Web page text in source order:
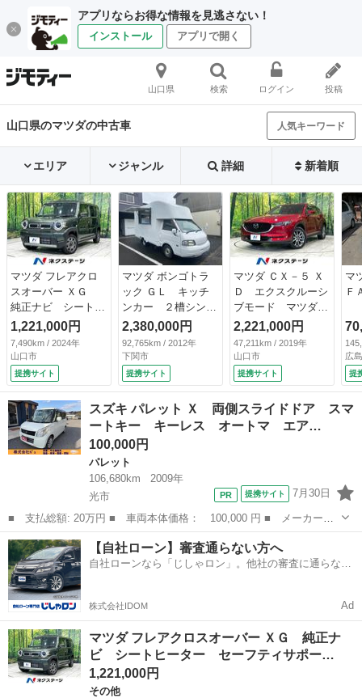
アプリならお得な情報を見逃さない！
インストール アプリで開く
山口県 検索 ログイン 投稿
山口県のマツダの中古車 人気キーワード
エリア ジャンル 詳細 新着順
マツダ フレアクロ
スオーバー ＸＧ
純正ナビ シートヒ
ーター セーフティ
サポート アダプテ
ィブクルーズコント
ロール パーキング
センサーシステム
ＬＥＤヘッドライ
ト ＥＴＣ Ｂｌｕ
ｅｔｏｏｔｈ 禁煙
車 ワンオーナー
1,221,000円
7,490km / 2024年
山口市
提携サイト
マツダ ボンゴトラ
ック ＧＬ キッチ
ンカー ２槽シン
ク コールドテーブ
ル冷蔵庫 冷凍スト
ッカー 作業テーブ
ル サブバッテリー
（検10.4）
2,380,000円
92,765km / 2012年
下関市
提携サイト
マツダ ＣＸ－５ Ｘ
Ｄ エクスクルーシ
ブモード マツダコ
ネクトナビ 全周囲
カメラ ＢＯＳＥサ
ウンドシステム 茶
革シート シートベ
ンチレーション パ
バックドア スマー
トブレーキサポー
（車検整備付）
2,221,000円
47,211km / 2019年
山口市
提携サイト
マ
Ｆ
広
提
スズキ パレット Ｘ 両側スライドドア スマ
ートキー キーレス オートマ エア…
100,000円
パレット
106,680km
2009年
光市
提携サイト 7月30日
■ 支払総額: 20万円 ■ 車両本体価格： 100,000 円 ■ メーカー
名： スズキ ■ 車種名： パレット ■ グレード名： Ｘ 両側ス
ライドドア スマートキー キーレス オートマ エアコン エアバ
ッグ パワーウィ...
山口 光市 パレット オートマ
【自社ローン】審査通らない方へ
自社ローンなら「じしゃロン」。他社の審査に通らなか
株式会社IDOM Ad
マツダ フレアクロスオーバー ＸＧ 純正ナ
ビ シートヒーター セーフティサポー…
1,221,000円
その他